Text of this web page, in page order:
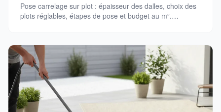
Pose carrelage sur plot : épaisseur des dalles, choix des
plots réglables, étapes de pose et budget au m².